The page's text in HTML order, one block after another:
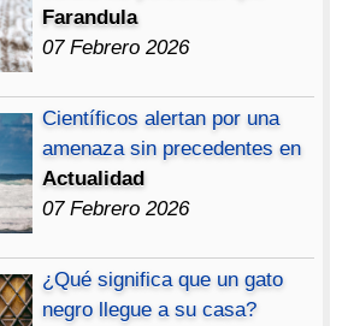
Farandula
07 Febrero 2026
Científicos alertan por una
amenaza sin precedentes en
Actualidad
07 Febrero 2026
¿Qué significa que un gato
negro llegue a su casa?